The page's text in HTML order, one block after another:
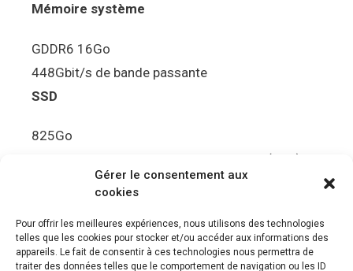
Gérer le consentement aux
cookies
Pour offrir les meilleures expériences, nous utilisons des technologies
telles que les cookies pour stocker et/ou accéder aux informations des
appareils. Le fait de consentir à ces technologies nous permettra de
traiter des données telles que le comportement de navigation ou les ID
Mémoire système
GDDR6 16Go
448Gbit/s de bande passante
SSD
825Go
5.5Gbit/s de bande passante en lecture (Brut)
Disque de jeu PS5
Ultra HD Blu-ray™, jusqu’à 100Go/disque
Sortie vidéo